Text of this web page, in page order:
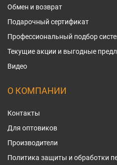
Обмен и возврат
Подарочный сертификат
Профессиональный подбор
Текущие акции и выгодные
Видео
О КОМПАНИИ
Контакты
Для оптовиков
Производители
Политика защиты и обработки